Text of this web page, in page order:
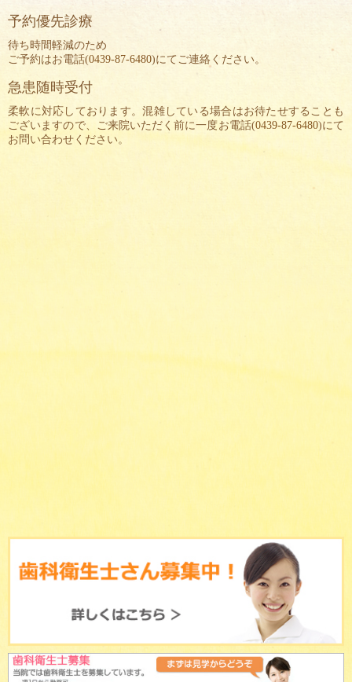
予約優先診療
待ち時間軽減のため
ご予約はお電話(0439-87-6480)にてご連絡ください。
急患随時受付
柔軟に対応しております。混雑している場合はお待たせすることも
ございますので、ご来院いただく前に一度お電話(0439-87-6480)にて
お問い合わせください。